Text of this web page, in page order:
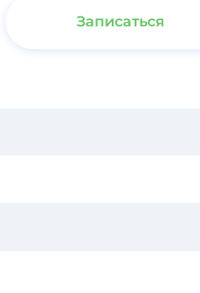
Записаться